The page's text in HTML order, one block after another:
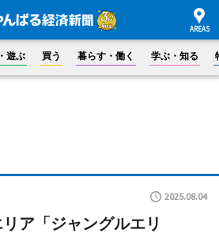
遊ぶ 買う 暮らす・働く 学ぶ・知る
2025.08.04
ア「ジャングルエリ